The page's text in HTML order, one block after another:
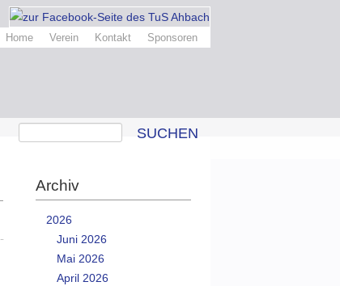
Home Verein Kontakt Sponsoren
SUCHEN
Archiv
2026
Juni 2026
Mai 2026
April 2026